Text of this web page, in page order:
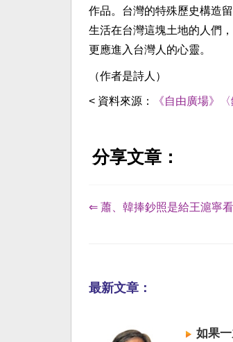
作品。台灣的特殊歷史構造
生活在台灣這塊土地的人們
更應進入台灣人的心靈。
（作者是詩人）
< 資料來源： 《自由廣場》〈
分享文章：
⇐ 蕭、韓捧鈔照是給王滬寧
最新文章：
如果